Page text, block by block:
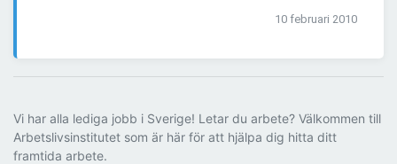
10 februari 2010
Vi har alla lediga jobb i Sverige! Letar du arbete? Välkommen till
Arbetslivsinstitutet som är här för att hjälpa dig hitta ditt
framtida arbete.